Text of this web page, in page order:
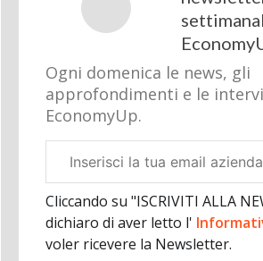
Ogni domenica le news, gli
approfondimenti e le
EconomyUp.
aziendale
Cliccando su "ISCRIVITI ALLA
dichiaro di aver letto l'
voler ricevere la Newsletter.